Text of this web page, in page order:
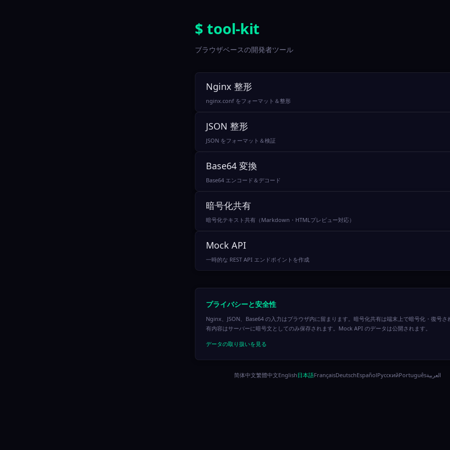
$ tool-kit
ブラウザベースの開発者ツール
Nginx 整形
nginx.conf をフォーマット＆整形
JSON 整形
JSON をフォーマット＆検証
Base64 変換
Base64 エンコード＆デコード
暗号化共有
暗号化テキスト共有（Markdown・HTMLプレビュー対応）
Mock API
一時的な REST API エンドポイントを作成
プライバシーと安全性
Nginx、JSON、Base64 の入力はブラウザ内に留まります。暗号化共有は端末上で暗号化・復号さ
有内容はサーバーに暗号文としてのみ保存されます。Mock API のデータは公開されます。
データの取り扱いを見る
简体中文繁體中文English日本語FrançaisDeutschEspañolРусскийPortuguêsالعربية